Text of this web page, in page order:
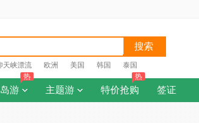
搜索
天峡漂流 欧洲 美国 韩国 泰国
游
热
主题游 特价抢购
热
签证